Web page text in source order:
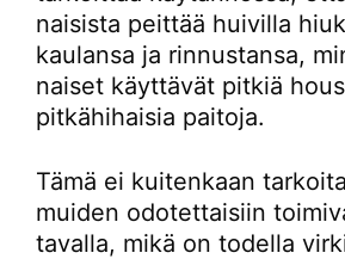
naisista peittää huivilla
kaulansa ja rinnustansa,
naiset käyttävät pitkiä
pitkähihaisia paitoja.
Tämä ei kuitenkaan
muiden odotettaisiin
tavalla, mikä on todella